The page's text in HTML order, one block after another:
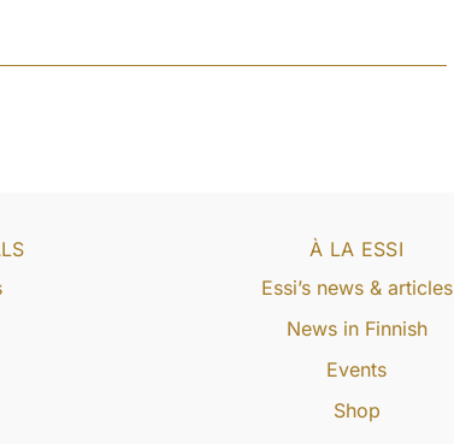
À LA ESSI
Essi’s news & articles
News in Finnish
Events
Shop